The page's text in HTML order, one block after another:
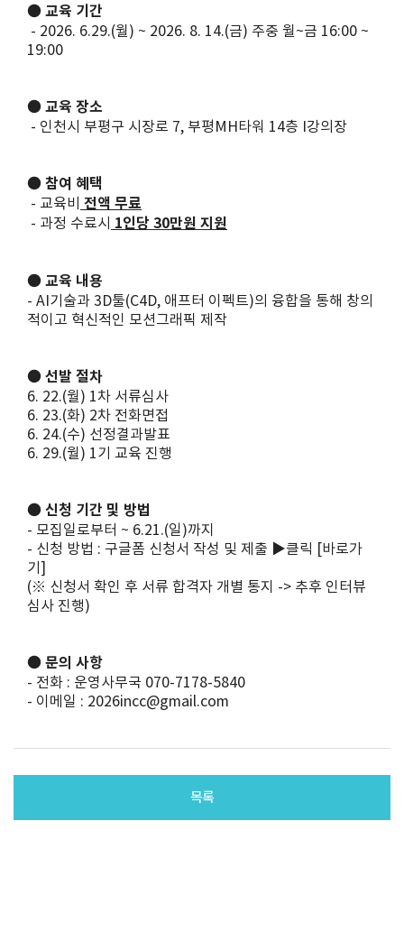
● 교육 기간
- 2026. 6.29.(월) ~ 2026. 8. 14.(금) 주중 월~금 16:00 ~
19:00
● 교육 장소
- 인천시 부평구 시장로 7, 부평MH타워 14층 I강의장
● 참여 혜택
- 교육비 전액 무료
- 과정 수료시 1인당 30만원 지원
● 교육 내용
- AI기술과 3D툴(C4D, 애프터 이펙트)의 융합을 통해 창의
적이고 혁신적인 모션그래픽 제작
● 선발 절차
6. 22.(월) 1차 서류심사
6. 23.(화) 2차 전화면접
6. 24.(수) 선정결과발표
6. 29.(월) 1기 교육 진행
● 신청 기간 및 방법
- 모집일로부터 ~ 6.21.(일)까지
- 신청 방법 : 구글폼 신청서 작성 및 제출 ▶클릭 [바로가
기]
(※ 신청서 확인 후 서류 합격자 개별 통지 -> 추후 인터뷰
심사 진행)
● 문의 사항
- 전화 : 운영사무국 070-7178-5840
- 이메일 : 2026incc@gmail.com
목록